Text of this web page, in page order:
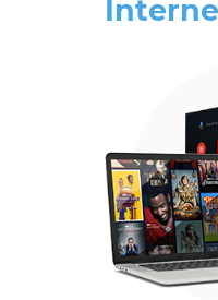
C’est le
maximum sur vos
sans vous
tout simple chez
Tether de Tp-link,
votre routeur